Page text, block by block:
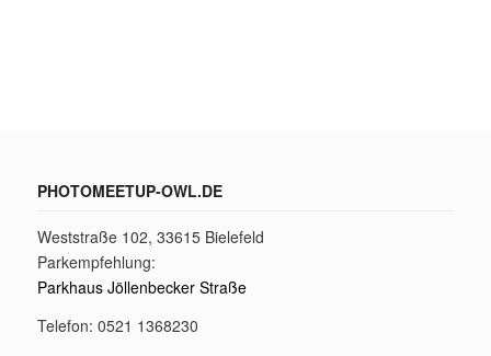
PHOTOMEETUP-OWL.DE
Weststraße 102, 33615 Bielefeld
Parkempfehlung:
Parkhaus Jöllenbecker Straße
Telefon: 0521 1368230